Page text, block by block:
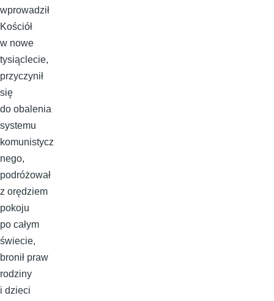
wprowadził
Kościół
w nowe
tysiąclecie,
przyczynił
się
do obalenia
systemu
komunistycz
nego,
podróżował
z orędziem
pokoju
po całym
świecie,
bronił praw
rodziny
i dzieci